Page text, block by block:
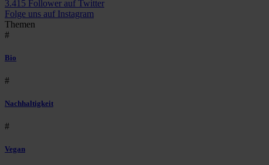
3.415 Follower auf Twitter
Folge uns auf Instagram
Themen
#
Bio
#
Nachhaltigkeit
#
Vegan